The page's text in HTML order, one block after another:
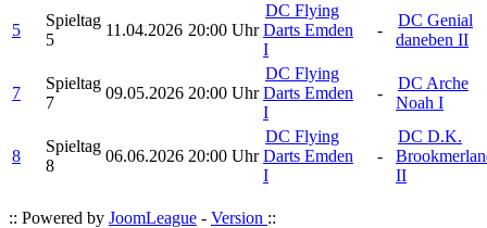
5
Spieltag
5
11.04.2026 20:00 Uhr
DC Flying
Darts Emden
I
-
DC Genial
daneben II
7
Spieltag
7
09.05.2026 20:00 Uhr
DC Flying
Darts Emden
I
-
DC Arche
Noah I
8
Spieltag
8
06.06.2026 20:00 Uhr
DC Flying
Darts Emden
I
-
DC D.K.
II
:: Powered by JoomLeague - Version ::